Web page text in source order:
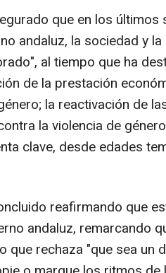
que en los últimos
andaluz, la sociedad y
al tiempo que ha
de la prestación
la reactivación de
la violencia de
clave, desde edades
reafirmando que
andaluz, remarcando
que rechaza "que sea un